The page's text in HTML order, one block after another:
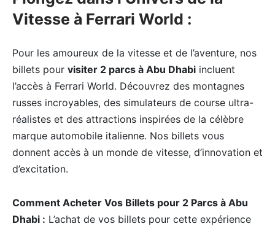
Vitesse à Ferrari World :
Pour les amoureux de la vitesse et de l’aventure, nos
billets pour visiter 2 parcs à Abu Dhabi incluent
l’accès à Ferrari World. Découvrez des montagnes
russes incroyables, des simulateurs de course ultra-
réalistes et des attractions inspirées de la célèbre
marque automobile italienne. Nos billets vous
donnent accès à un monde de vitesse, d’innovation et
d’excitation.
Comment Acheter Vos Billets pour 2 Parcs à Abu
Dhabi : L’achat de vos billets pour cette expérience